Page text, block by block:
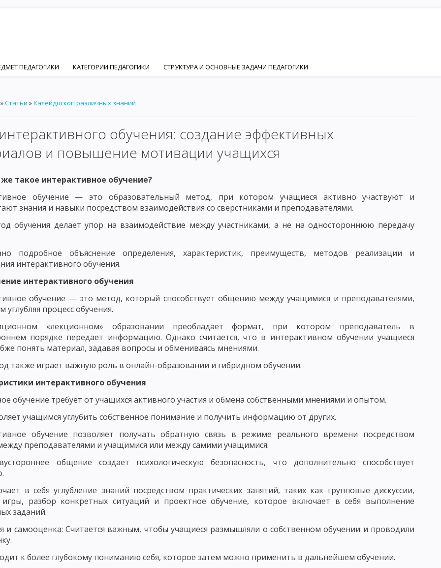
ПЕДАГОГИКИ КАТЕГОРИИ ПЕДАГОГИКИ СТРУКТУРА И ОСНОВНЫЕ ЗАДАЧИ ПЕДАГОГИКИ
И ПЕДАГОГИЧЕСКОЙ НАУК ОСНОВНЫЕ ПСИХИЧЕСКИЕ ЧЕРТЫ ЛИЧНОСТИ
ОРИЕНТИРОВАННОЕ ВОСПИТАНИЕ В РАЗВИТИИ ЛИЧНОСТИ
ДЕЯТЕЛЬНОСТИ ЧЕЛОВЕКА ОСНОВНЫЕ ВИДЫ ДЕЯТЕЛЬНОСТИ РЕБЕНКА ЛИЧНОСТЬ И ИНДИВИДУАЛЬНОСТЬ
РАЗВИТИЯ ЛИЧНОСТИ
РАЗВИТИЯ ЛИЧНОСТИ И ЕЕ КРИТЕРИИ
В ПЕДАГОГИКЕ МОДЕЛИ ИССЛЕДОВАНИЯ В ПЕДАГОГИКЕ. ФУНКЦИИ ПЕДАГОГИЧЕСКИХ ИССЛЕДОВАНИЙ
ИССЛЕДОВАНИЯ ВЫБОР ИССЛЕДОВАТЕЛЬСКОЙ ПРОБЛЕМЫ И ОПРЕДЕЛЕНИЕ ЦЕЛИ ИССЛЕДОВАНИЯ В ПЕДАГОГИКЕ
СОДЕРЖАНИЯ ПРАКСЕОЛОГИЧЕСКИЙ АНАЛИЗ
ИССЛЕДОВАНИЯХ ОПРЕДЕЛЕНИЕ ПАРАМЕТРОВ ВЕРИФИКАЦИИ ФОРМУЛИРОВАННЫХ ГИПОТЕЗ В ПЕДАГОГИКЕ
ЭТАПЫ ПЕДАГОГИЧЕСКОГО ИССЛЕДОВАНИЯ СБОР РЕЗУЛЬТАТОВ ИССЛЕДОВАНИЯ И ИХ ПРЕДВАРИТЕЛЬНЫЙ ОТБОР
МЕТОДЫ ПЕДАГОГИЧЕСКОГО ИССЛЕДОВАНИЯ: ЭКСПЕРИМЕНТ
– БЕСЕДА МЕТОДЫ ПЕДАГОГИЧЕСКОГО ИССЛЕДОВАНИЯ: ИНТЕРВЬЮ
ПРАВИЛА ФОРМУЛИРОВКИ ВОПРОСОВ АНКЕТЫ ЭТАПЫ ПРОЦЕДУРЫ ОПРОСА
ВИДЫ ТЕСТОВ В ПЕДАГОГИКЕ ПЕДАГОГИЧЕСКИЙ ПРОЦЕСС И ЕГО ОБЩАЯ ХАРАКТЕРИСТИКА
КОМПОНЕНТЫ ПЕДАГОГИЧЕСКОГО ПРОЦЕССА
ФОРМИРОВАНИЯ ЛИЧНОСТИ ЗАКОНОМЕРНОСТИ ФОРМИРОВАНИЯ УЧЕНИЧЕСКИХ КОЛЛЕКТИВОВ
ПРОЦЕССА
МАСТЕРСТВО И ЕГО ЭЛЕМЕНТЫ УРОВНИ ПЕДАГОГИЧЕСКОГО МАСТЕРСТВА
ТЕХНИКА: РЕЧЬ ПЕДАГОГА, УМЕНИЕ ПЕДАГОГА УПРАВЛЯТЬ
ОСНОВНЫЕ ТРЕБОВАНИЯ К УЧИТЕЛЮ: КОММУНИКАБЕЛЬНОСТЬ, ПЕДАГОГИЧЕСКОЕ ОБЩЕНИЕ
»Статьи »Калейдоскоп различных знаний
обучения: создание эффективных
и повышение мотивации учащихся
такое интерактивное обучение?
обучение — это образовательный метод, при котором учащиеся активно участвуют и
знания и навыки посредством взаимодействия со сверстниками и преподавателями.
обучения делает упор на взаимодействие между участниками, а не на одностороннюю передачу
подробное объяснение определения, характеристик, преимуществ, методов реализации и
интерактивного обучения.
интерактивного обучения
обучение — это метод, который способствует общению между учащимися и преподавателями,
углубляя процесс обучения.
«лекционном» образовании преобладает формат, при котором преподаватель в
порядке передает информацию. Однако считается, что в интерактивном обучении учащиеся
понять материал, задавая вопросы и обмениваясь мнениями.
также играет важную роль в онлайн-образовании и гибридном обучении.
интерактивного обучения
обучение требует от учащихся активного участия и обмена собственными мнениями и опытом.
учащимся углубить собственное понимание и получить информацию от других.
обучение позволяет получать обратную связь в режиме реального времени посредством
преподавателями и учащимися или между самими учащимися.
общение создает психологическую безопасность, что дополнительно способствует
в себя углубление знаний посредством практических занятий, таких как групповые дискуссии,
разбор конкретных ситуаций и проектное обучение, которое включает в себя выполнение
заданий.
и самооценка: Считается важным, чтобы учащиеся размышляли о собственном обучении и проводили
к более глубокому пониманию себя, которое затем можно применить в дальнейшем обучении.